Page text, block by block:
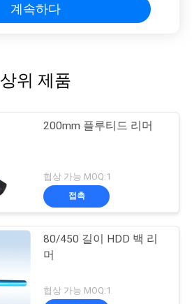
계속하다
상위 제품
200mm 플루티드 리머
협상 가능 MOQ:1
접촉
80/450 길이 HDD 백 리
머
협상 가능 MOQ:1